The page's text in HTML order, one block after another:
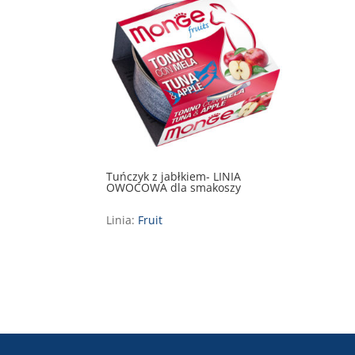
Tuńczyk z jabłkiem- LINIA
OWOCOWA dla smakoszy
Linia: Fruit